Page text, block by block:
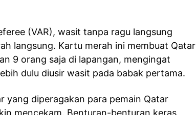
(VAR), wasit tanpa ragu langsung
langsung. Kartu merah ini membuat Qatar
9 orang saja di lapangan, mengingat
dulu diusir wasit pada babak pertama.
yang diperagakan para pemain Qatar
mencekam. Benturan-benturan keras